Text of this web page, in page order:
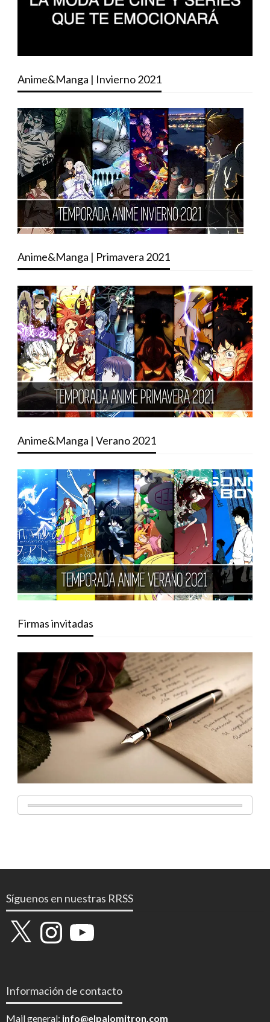
Anime&Manga | Invierno 2021
Anime&Manga | Primavera 2021
Anime&Manga | Verano 2021
Firmas invitadas
Síguenos en nuestras RRSS
X InstagramYouTube
Información de contacto
Mail general: info@elpalomitron.com